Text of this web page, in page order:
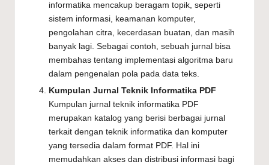
informatika mencakup beragam topik, seperti
sistem informasi, keamanan komputer,
pengolahan citra, kecerdasan buatan, dan masih
banyak lagi. Sebagai contoh, sebuah jurnal bisa
membahas tentang implementasi algoritma baru
dalam pengenalan pola pada data teks.
Kumpulan Jurnal Teknik Informatika PDF
Kumpulan jurnal teknik informatika PDF
merupakan katalog yang berisi berbagai jurnal
terkait dengan teknik informatika dan komputer
yang tersedia dalam format PDF. Hal ini
memudahkan akses dan distribusi informasi bagi